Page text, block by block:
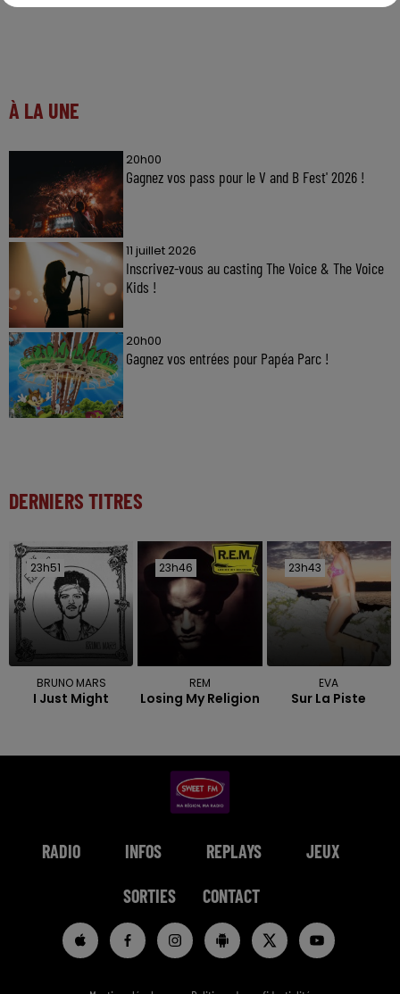
À LA UNE
20h00
Gagnez vos pass pour le V and B Fest' 2026 !
11 juillet 2026
Inscrivez-vous au casting The Voice & The Voice
Kids !
20h00
Gagnez vos entrées pour Papéa Parc !
DERNIERS TITRES
23h51
23h51
BRUNO MARS
I Just Might
23h46
23h46
REM
Losing My Religion
23h43
23h43
EVA
Sur La Piste
RADIO INFOS REPLAYS JEUX
SORTIES CONTACT